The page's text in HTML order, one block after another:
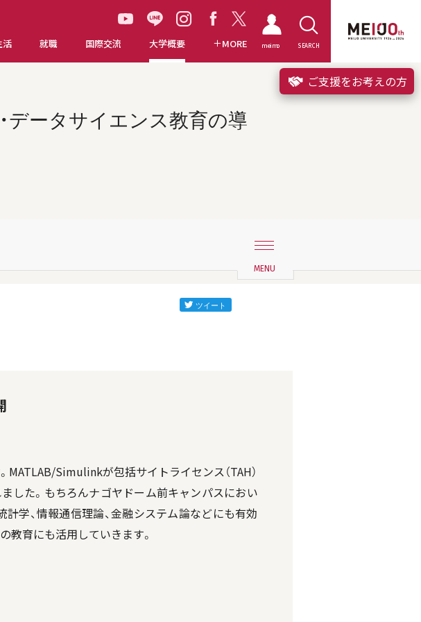
活 就職 国際交流 大学概要 MORE meimo SEARCH
ご支援をお考えの方
データサイエンス教育の導
Simulinkが包括サイトライセンス（TAH）
した。もちろんナゴヤドーム前キャンパスにおい
学、情報通信理論、金融システム論などにも有効
教育にも活用していきます。